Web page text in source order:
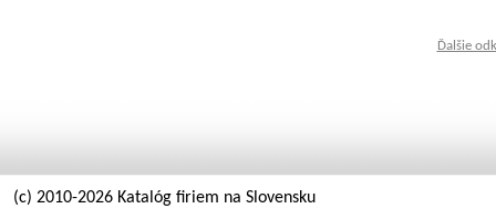
Ďalšie
(c) 2010-2026 Katalóg firiem na Slovensku